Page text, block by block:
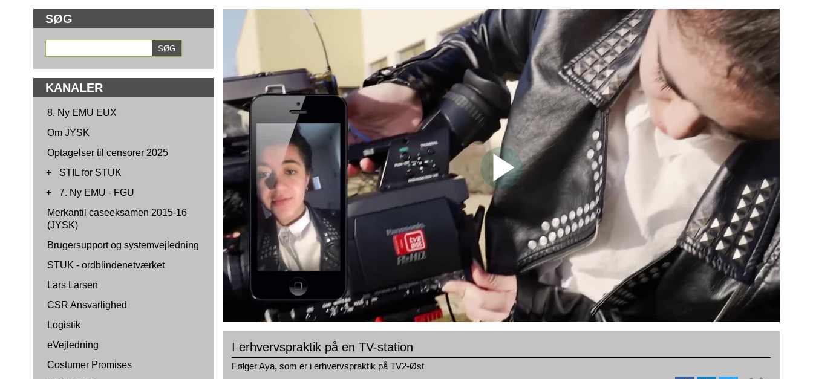
SØG
KANALER
8. Ny EMU EUX
Om JYSK
Optagelser til censorer 2025
+
STIL for STUK
+
7. Ny EMU - FGU
Merkantil caseeksamen 2015-16
(JYSK)
Brugersupport og systemvejledning
STUK - ordblindenetværket
Lars Larsen
CSR Ansvarlighed
Logistik
eVejledning
Costumer Promises
I erhvervspraktik på en TV-station
Følger Aya, som er i erhvervspraktik på TV2-Øst